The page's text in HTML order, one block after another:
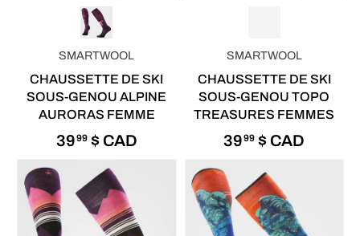
SMARTWOOL
CHAUSSETTE DE SKI
SOUS-GENOU ALPINE
AURORAS FEMME
3999$ CAD
SMARTWOOL
CHAUSSETTE DE SKI
SOUS-GENOU TOPO
TREASURES FEMMES
3999 $ CAD